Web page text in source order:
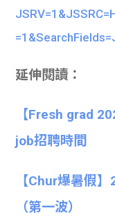
延伸閱讀：
【Fresh grad
job招聘時間
【Chur爆暑假
（第一波）